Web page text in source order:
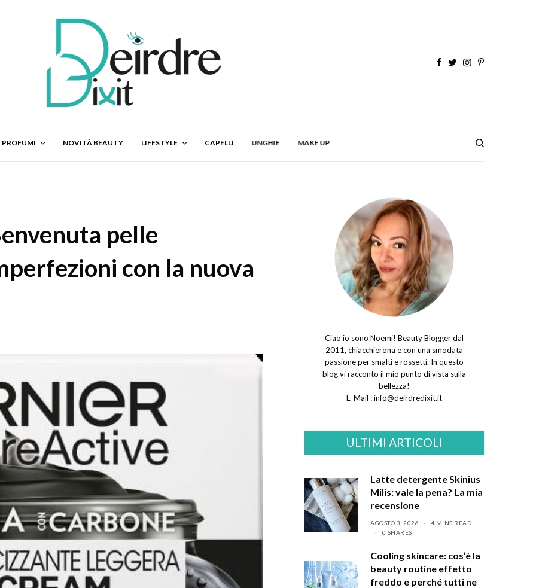
PROFUMI NOVITÀ BEAUTY LIFESTYLE CAPELLI UNGHIE MAKE UP
pelle
con la nuova
Ciao io sono Noemi! Beauty Blogger dal
2011, chiacchierona e con una smodata
passione per smalti e rossetti. In questo
blog vi racconto il mio punto di vista sulla
bellezza!
E-Mail :info@deirdredixit.it
ULTIMI ARTICOLI
Latte detergente Skinius
Milis: vale la pena? La mia
recensione
AGOSTO 3, 2026
4 MINS READ
0 SHARES
Cooling skincare: cos’è la
beauty routine effetto
freddo e perché tutti ne